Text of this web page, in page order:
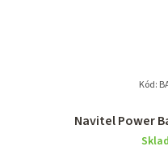
Navitel Power
Kód: